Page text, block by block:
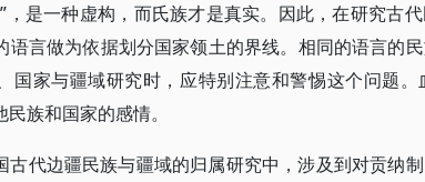
，是一种虚构，而氏族才是真实。因此，在研究古
语言做为依据划分国家领土的界线。相同的语言的民
国家与疆域研究时，应特别注意和警惕这个问题
族和国家的感情。
古代边疆民族与疆域的归属研究中，涉及到对贡纳